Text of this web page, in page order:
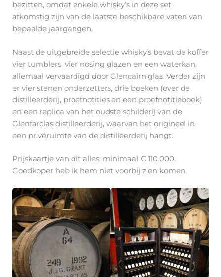
bezitten, omdat enkele whisky’s in deze set
afkomstig zijn van de laatste beschikbare vaten van
bepaalde jaargangen.
Naast de uitgebreide selectie whisky’s bevat de koffer
vier tumblers, vier nosing glazen en een waterkan,
allemaal vervaardigd door Glencairn glas. Verder zijn
er vier stenen onderzetters, drie boeken (over de
distilleerderij, proefnotities en een proefnotitieboek)
en een replica van het oudste schilderij van de
Glenfarclas distilleerderij, waarvan het origineel in
een privéruimte van de distilleerderij hangt.
Prijskaartje van dit alles: minimaal € 110.000.
Goedkoper heb ik hem niet voorbij zien komen.